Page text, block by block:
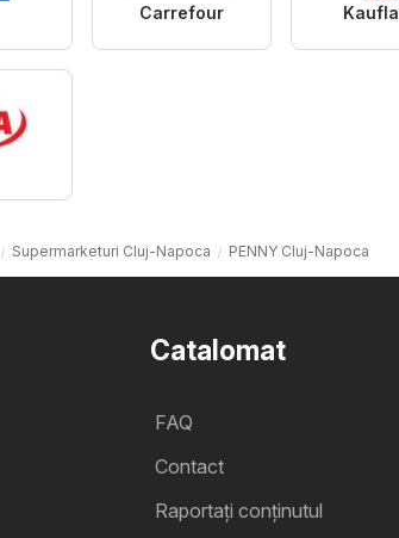
Carrefour
Supermarketuri Cluj-Napoca PENNY Cluj-Napoca
Catalomat
FAQ
Contact
Raportați conținutul